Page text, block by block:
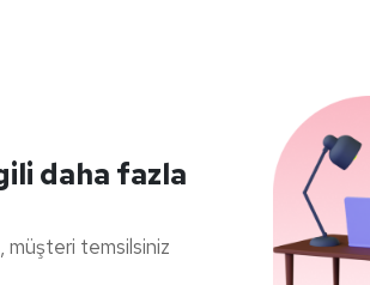
daha fazla
müşteri temsilsiniz